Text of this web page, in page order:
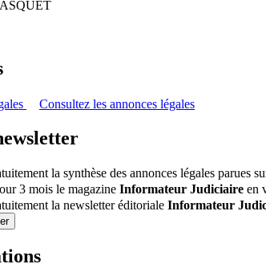
Consultez les annonces légales
la synthèse des annonces légales parues
3 mois le magazine Informateur Judiciaire en
la newsletter éditoriale Informateur